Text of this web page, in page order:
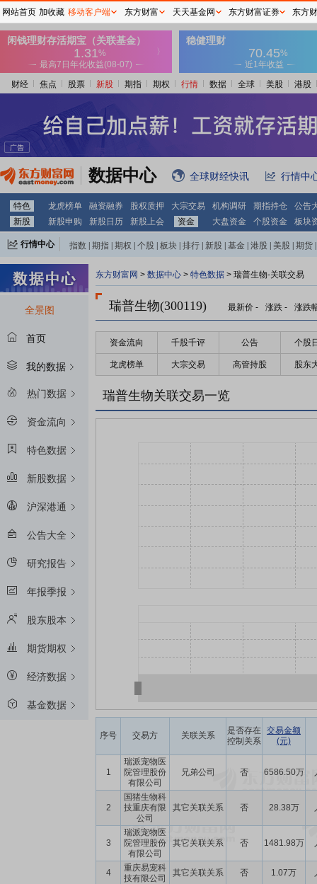
财经 焦点 股票 新股 期指 期权 行情 数据 全球 美股 港股
数据中心 全球财经快讯 行情中
特色 龙虎榜单 融资融券 股权质押 大宗交易 机构调研 期指持仓
公告
新股
新股申购 新股日历 新股上会 资金 大盘资金 个股资金 板块
行情中心 指数 期指 期权 个股 板块 排行 新股 基金 港股 美股 期货
全景图
首页
我的数据
热门数据
资金流向
特色数据
新股数据
沪深港通
公告大全
研究报告
年报季报
股东股本
期货期权
经济数据
基金数据
东方财富网 > 数据中心 > 特色数据 > 瑞普生物-关联交易
瑞普生物(300119) 最新价 - 涨跌 - 涨跌
资金流向 千股千评 公告 个股
龙虎榜单 大宗交易 高管持股 股东
瑞普生物关联交易一览
序号 交易方 关联关系
是否存在
控制关系
交易金额
(元)
1
瑞派宠物医
院管理股份
有限公司
兄弟公司 否 6586.50万
2
国猪生物科
技重庆有限
公司
其它关联关系 否 28.38万
3
瑞派宠物医
院管理股份
有限公司
其它关联关系 否 1481.98万
4
重庆易宠科
技有限公司
其它关联关系 否 1.07万
网站首页 加收藏 移动客户端 东方财富 天天基金网 东方财富证券 东方